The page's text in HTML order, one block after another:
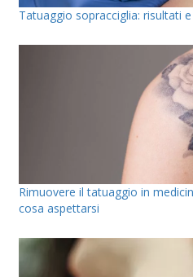
Tatuaggio sopracciglia: risultati
Rimuovere il tatuaggio in
cosa aspettarsi